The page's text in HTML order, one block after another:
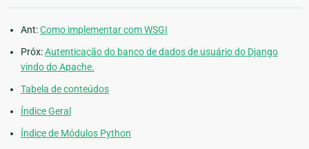
Ant:Como implementar com WSGI
Próx:Autenticação do banco de dados de usuário do Django
vindo do Apache.
Tabela de conteúdos
Índice Geral
Índice de Módulos Python